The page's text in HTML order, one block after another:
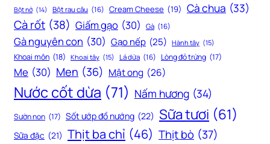
Bột nở (14) Bột rau câu (16) Cream Cheese (19) Cà chua (33)
Cà rốt (38) Giấm gạo (30) Gà (16)
Gà nguyên con (30) Gạo nếp (25) Hành tây (15)
Khoai môn (18) Khoai tây (15) Lá dứa (16) Lòng đỏ trứng (17)
Me (30) Men (36) Mật ong (26)
Nước cốt dừa (71) Nấm hương (34)
Sườn non (17) Sốt ướp đồ nướng (22) Sữa tươi (61)
Sữa đặc (21) Thịt ba chỉ (46) Thịt bò (37)